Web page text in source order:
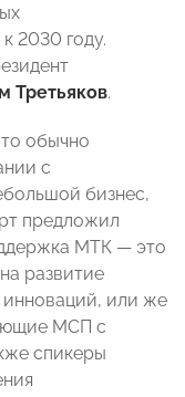
2030 году.
Третьяков.
обычно
с
бизнес,
предложил
МТК — это
развитие
инноваций, или же
МСП с
спикеры